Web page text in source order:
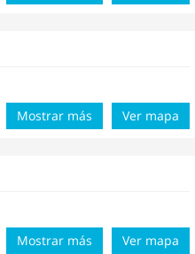
Ver mapa
Mostrar más
Ver mapa
Mostrar más